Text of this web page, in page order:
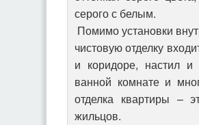
серого с белым.
Помимо установки
чистовую отделку
и коридоре, настил и
ванной комнате и
отделка квартиры –
жильцов.